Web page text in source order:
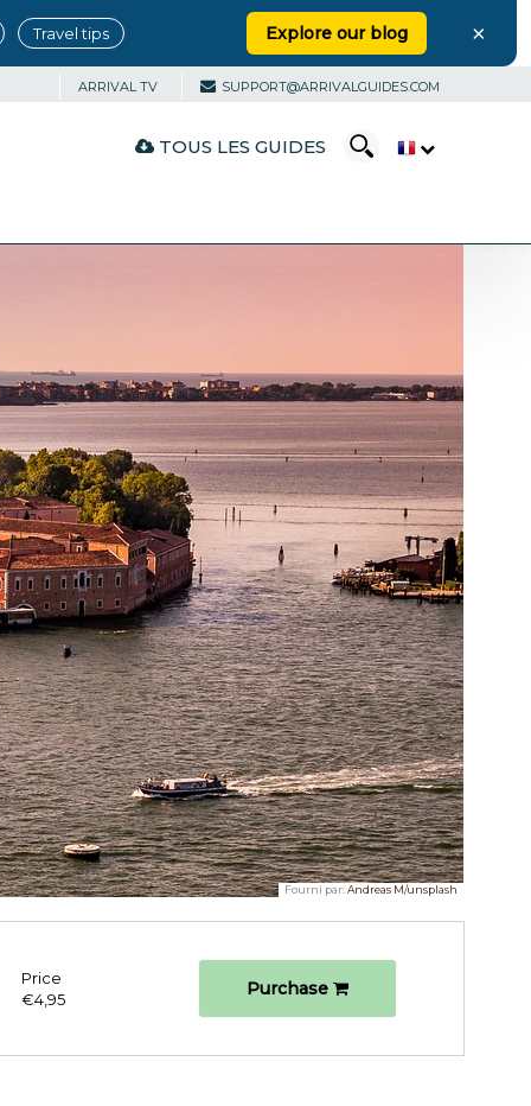
Travel tips Explore our blog ×
ARRIVAL TV SUPPORT@ARRIVALGUIDES.COM
TOUS LES GUIDES
Fourni par:Andreas M/unsplash
Price
€4,95
Purchase